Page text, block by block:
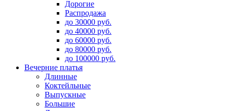
Дорогие
Распродажа
до 30000 руб.
до 40000 руб.
до 60000 руб.
до 80000 руб.
до 100000 руб.
Вечерние платья
Длинные
Коктейльные
Выпускные
Большие